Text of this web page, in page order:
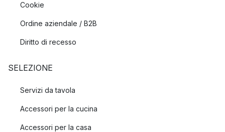
Cookie
Ordine aziendale / B2B
Diritto di recesso
SELEZIONE
Servizi da tavola
Accessori per la cucina
Accessori per la casa